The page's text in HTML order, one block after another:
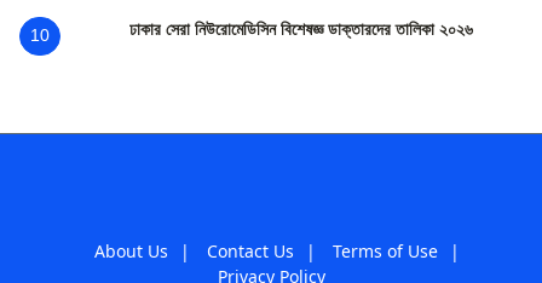
10 ঢাকার সেরা নিউরোমেডিসিন বিশেষজ্ঞ ডাক্তারদের তালিকা ২০২৬
About Us | Contact Us | Terms of Use
|
Privacy Policy